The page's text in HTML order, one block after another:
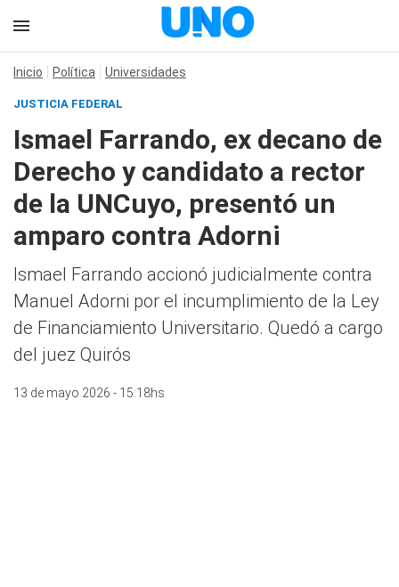
Inicio Política Universidades
JUSTICIA FEDERAL
Ismael Farrando, ex decano de
Derecho y candidato a rector
de la UNCuyo, presentó un
amparo contra Adorni
Ismael Farrando accionó judicialmente contra
Manuel Adorni por el incumplimiento de la Ley
de Financiamiento Universitario. Quedó a cargo
del juez Quirós
13 de mayo 2026 - 15:18hs